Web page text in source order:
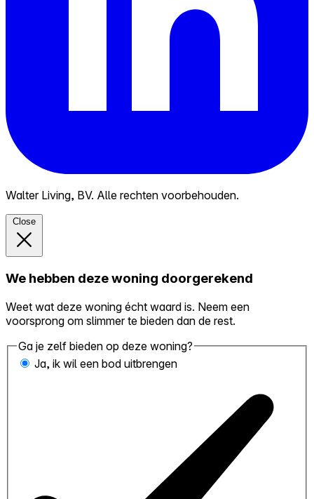
Walter Living, BV. Alle rechten voorbehouden.
Close
We hebben deze woning doorgerekend
Weet wat deze woning écht waard is. Neem een
voorsprong om slimmer te bieden dan de rest.
Ga je zelf bieden op deze woning?
Ja, ik wil een bod uitbrengen